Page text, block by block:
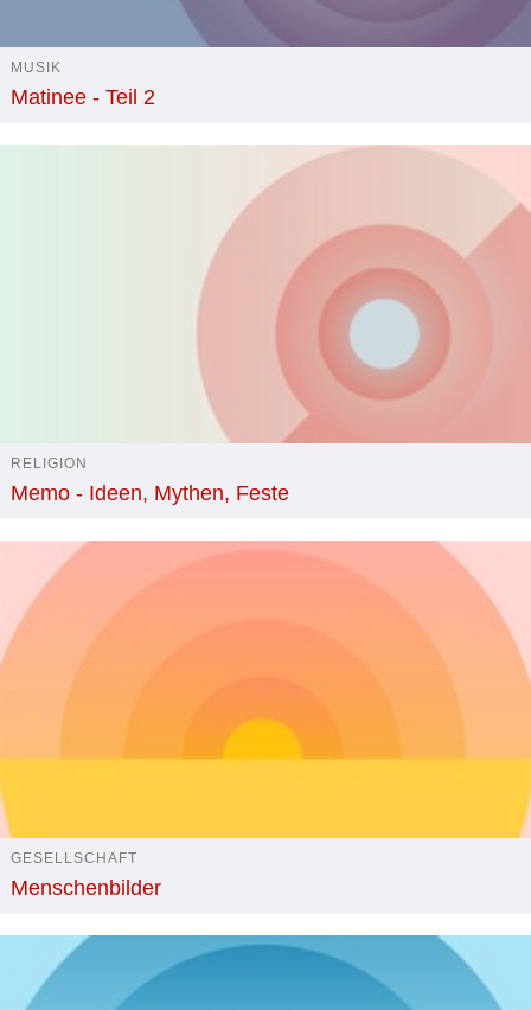
MUSIK
Matinee - Teil 2
RELIGION
Memo - Ideen, Mythen, Feste
GESELLSCHAFT
Menschenbilder